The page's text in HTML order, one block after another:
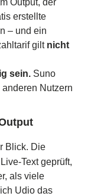
erstellte
– und ein
gilt nicht
sein. Suno
Nutzern
Blick. Die
Text geprüft,
als viele
Udio das